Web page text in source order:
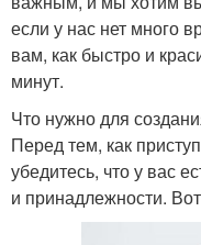
если у нас нет много
вам, как быстро и
минут.
Что нужно для
Перед тем, как
убедитесь, что у вас
и принадлежности.